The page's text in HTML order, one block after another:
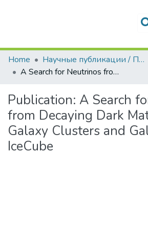
Communities &
Home
Научные публикации / Препринты
A Search for Neutrinos from Decaying Dark Matter in Galaxy Clusters and Galaxies with IceCube
Publication: A Search
from Decaying Dark
Galaxy Clusters and
IceCube